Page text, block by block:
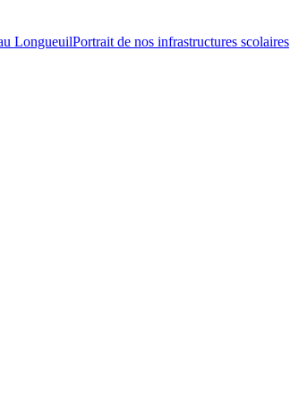
Portrait de nos infrastructures scolaires